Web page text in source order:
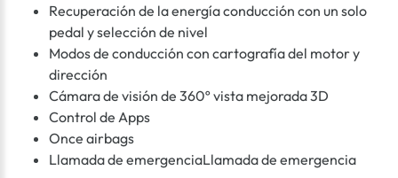
Recuperación de la energía conducción con un solo
pedal y selección de nivel
Modos de conducción con cartografía del motor y
dirección
Cámara de visión de 360º vista mejorada 3D
Control de Apps
Once airbags
Llamada de emergenciaLlamada de emergencia